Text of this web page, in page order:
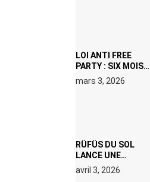
LOI ANTI FREE
PARTY : SIX MOIS
DE PRISON ET 5
000 € D’AMENDE
mars 3, 2026
RÜFÜS DU SOL
LANCE UNE
RÉSIDENCE DJ
SET DE QUATRE
avril 3, 2026